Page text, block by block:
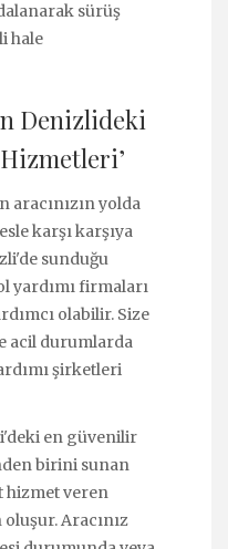
sürüş
hale
Denizlideki
Hizmetleri’
aracınızın yolda
karşı karşıya
sunduğu
yardımı firmaları
olabilir. Size
acil durumlarda
şirketleri
en güvenilir
birini sunan
hizmet veren
Aracınız